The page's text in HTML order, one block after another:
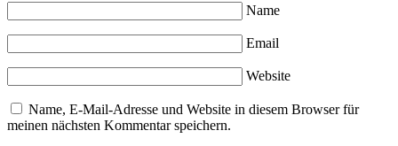
Name
Email
Website
Name, E-Mail-Adresse und Website in diesem Browser für
meinen nächsten Kommentar speichern.